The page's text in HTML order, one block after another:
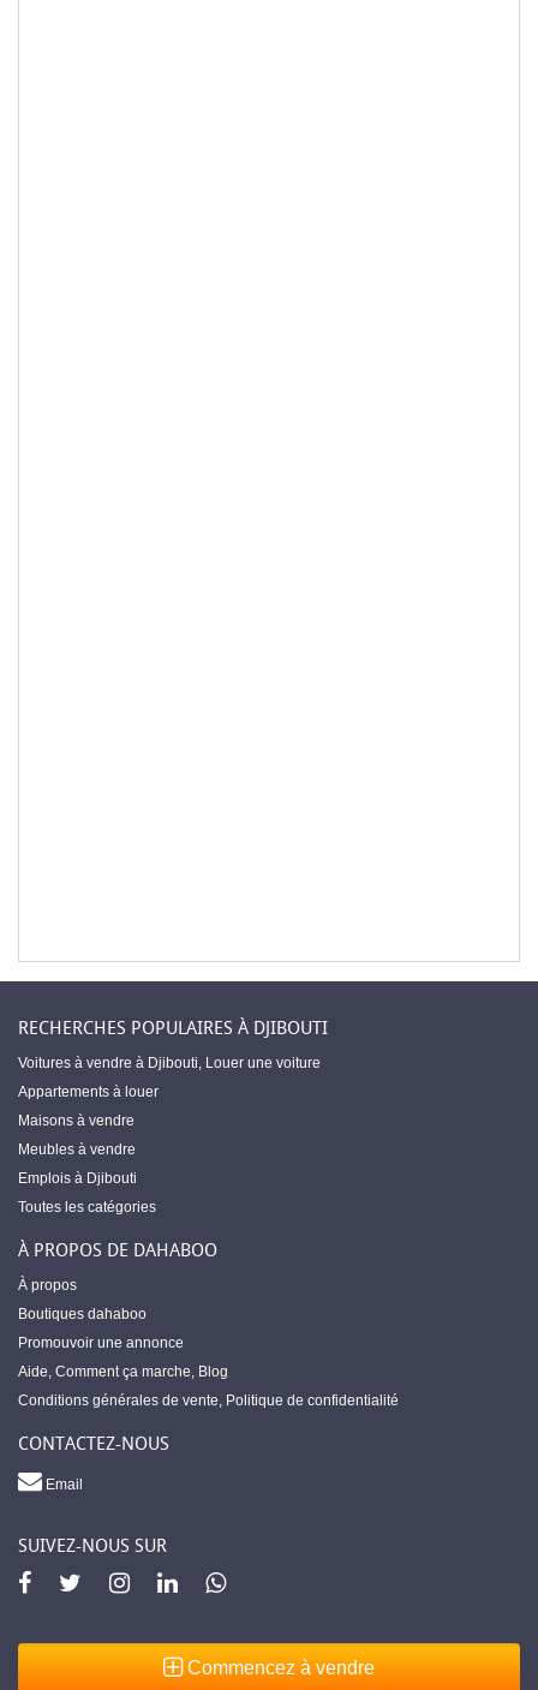
RECHERCHES POPULAIRES À DJIBOUTI
Voitures à vendre à Djibouti, Louer une voiture
Appartements à louer
Maisons à vendre
Meubles à vendre
Emplois à Djibouti
Toutes les catégories
À PROPOS DE DAHABOO
À propos
Boutiques dahaboo
Promouvoir une annonce
Aide, Comment ça marche, Blog
Conditions générales de vente, Politique de confidentialité
CONTACTEZ-NOUS
Email
SUIVEZ-NOUS SUR
Commencez à vendre